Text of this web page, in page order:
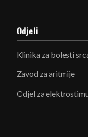
Odjeli
Klinika za bolesti
Zavod za aritmije
Odjel za